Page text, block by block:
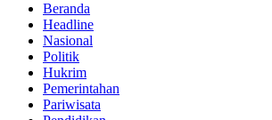
Beranda
Headline
Nasional
Politik
Hukrim
Pemerintahan
Pariwisata